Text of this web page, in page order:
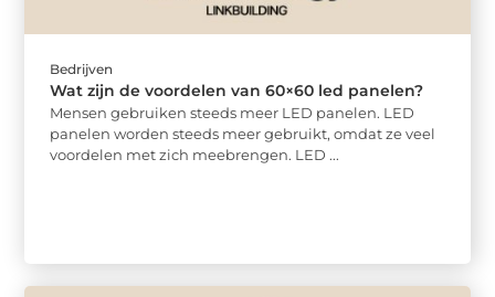
Bedrijven
Wat zijn de voordelen van 60×60 led panelen?
Mensen gebruiken steeds meer LED panelen. LED
panelen worden steeds meer gebruikt, omdat ze veel
voordelen met zich meebrengen. LED ...